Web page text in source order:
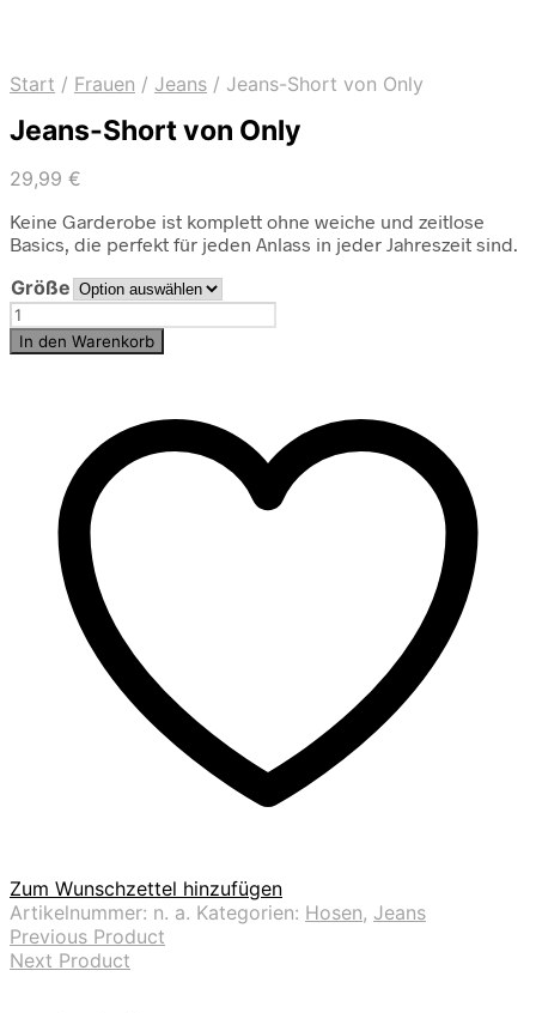
Start / Frauen / Jeans / Jeans-Short von Only
Jeans-Short von Only
29,99 €
Keine Garderobe ist komplett ohne weiche und zeitlose
Basics, die perfekt für jeden Anlass in jeder Jahreszeit sind.
Größe
Jeans-
Short
von
In den Warenkorb
Zum Wunschzettel hinzufügen
Artikelnummer: n. a. Kategorien: Hosen, Jeans
Previous Product
Next Product